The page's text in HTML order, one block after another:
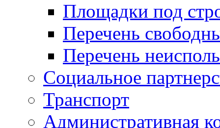
Площадки под
Перечень
Перечень
Социальное
Транспорт
Административная